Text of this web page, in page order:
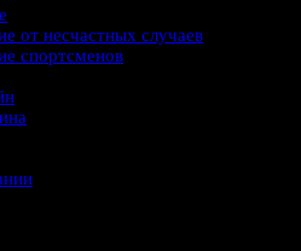
от несчастных случаев
спортсменов